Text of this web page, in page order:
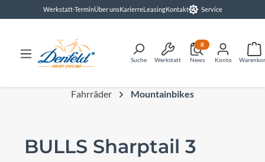
springenWerkstatt-TerminÜber unsKarierreLeasingKontakt Service
Suche Werkstatt News
8
Konto
Fahrräder Mountainbikes
BULLS Sharptail 3